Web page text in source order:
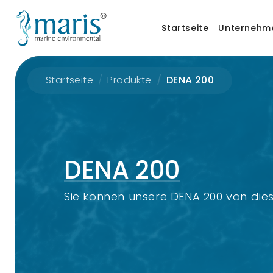
Startseite
Startseite Produkte DENA 200
DENA 200
Sie können unsere DENA 200 von